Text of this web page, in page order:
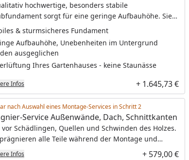
hochwertige, besonders stabile
sorgt für eine geringe Aufbauhöhe. Sie
damit eine bequeme, niedrige Stufe und gleichzeitig
keine Gummi-Pads und
& sturmsicheres Fundament
Aufbauhöhe, Unebenheiten im Untergrund
ausgeglichen
Ihres Gartenhauses - keine Staunässe
Infos + 1.645,73 €
nach Auswahl eines Montage-Services in Schritt
Service Außenwände, Dach, Schnittkanten
vor Schädlingen, Quellen und Schwinden des Holzes.
alle Teile während der Montage und
so die optimale Grundlage für den Endanstrich.
Infos + 579,00 €